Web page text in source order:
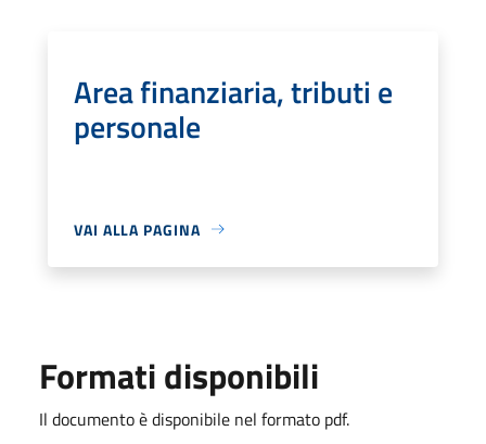
Area finanziaria, tributi e
personale
VAI ALLA PAGINA
Formati disponibili
Il documento è disponibile nel formato pdf.